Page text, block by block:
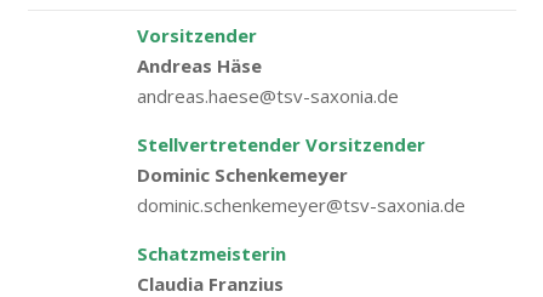
Vorsitzender
Andreas Häse
andreas.haese@tsv-saxonia.de
Stellvertretender Vorsitzender
Dominic Schenkemeyer
dominic.schenkemeyer@tsv-saxonia.de
Schatzmeisterin
Claudia Franzius